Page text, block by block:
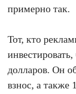
примерно так.
Тот, кто
долларов. Он
взнос, а также